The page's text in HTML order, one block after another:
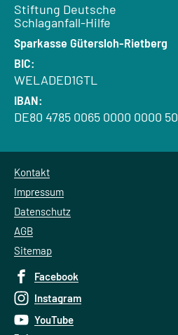
Empfänger:
Stiftung Deutsche
Schlaganfall-Hilfe
Bank:
Sparkasse Gütersloh-Rietberg
BIC:
WELADED1GTL
IBAN:
DE80 4785 0065 0000 0000 50
Kontakt
Impressum
Datenschutz
AGB
Sitemap
Facebook
Instagram
YouTube